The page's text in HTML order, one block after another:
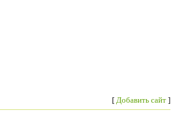
[ Добавить сайт ]